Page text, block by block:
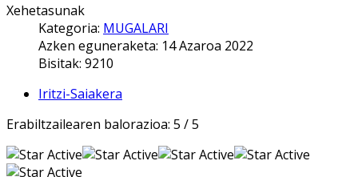
Xehetasunak
Kategoria: MUGALARI
Azken eguneraketa: 14 Azaroa 2022
Bisitak: 9210
Iritzi-Saiakera
Erabiltzailearen balorazioa: 5 /5